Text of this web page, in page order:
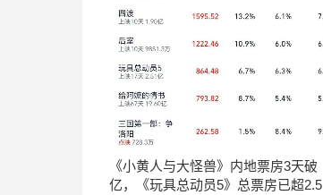
《小黄人与大怪兽》内地票房3天破
亿，《玩具总动员5》总票房已超2.5